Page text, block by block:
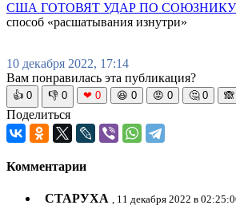
США ГОТОВЯТ УДАР ПО
способ «расшатывания изнутри»
10 декабря 2022, 17:14
Вам понравилась эта публикация?
👍 0 👎 0 ❤ 0 😆 0 😡 0 🤔 0 🙈
Поделиться
Комментарии
СТАРУХА , 11 декабря 2022 в